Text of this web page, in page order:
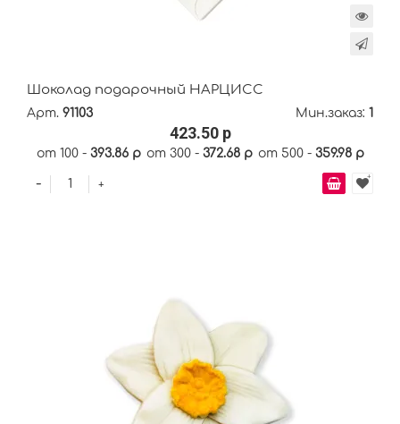
Шоколад подарочный НАРЦИСС
Арт. 91103 Мин.заказ: 1
423.50 р
от 100 - 393.86 р от 300 - 372.68 р от 500 - 359.98 р
+
-